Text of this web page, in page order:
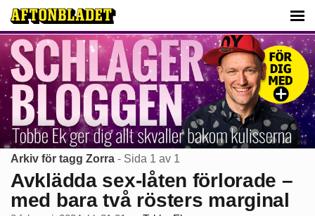
Arkiv för tagg Zorra - Sida 1 av 1
Avklädda sex-låten förlorade –
med bara två rösters marginal